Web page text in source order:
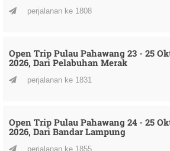
perjalanan ke 1808
Open Trip Pulau Pahawang 23 - 25
2026, Dari Pelabuhan Merak
perjalanan ke 1831
Open Trip Pulau Pahawang 24 - 25
2026, Dari Bandar Lampung
perjalanan ke 1855